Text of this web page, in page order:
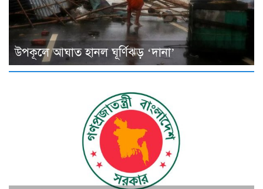
উপকূলে আঘাত হানল ঘূর্ণিঝড় ‘দানা’